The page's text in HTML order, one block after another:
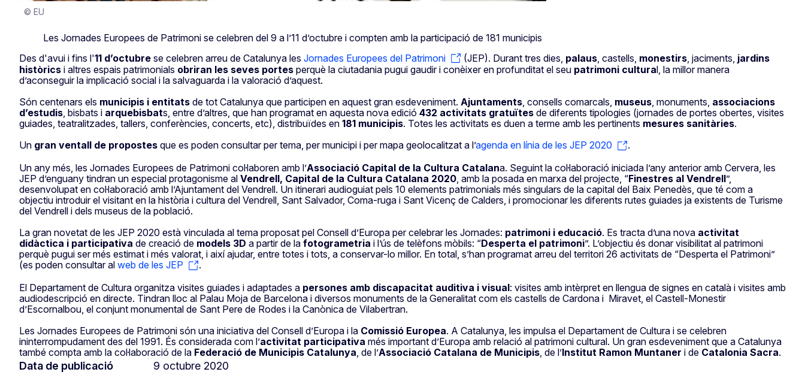
© EU
Les Jornades Europees de Patrimoni se celebren del 9 a l’11 d’octubre i compten amb la participació de 181 municipis
Des d'avui i fins l'11 d’octubre se celebren arreu de Catalunya les Jornades Europees del Patrimoni (JEP). Durant tres dies, palaus , castells, monestirs , jaciments, jardins
històrics i altres espais patrimonials obriran les seves portes perquè la ciutadania pugui gaudir i conèixer en profunditat el seu patrimoni cultural, la millor manera
d’aconseguir la implicació social i la salvaguarda i la valoració d’aquest.
Són centenars els municipis i entitats de tot Catalunya que participen en aquest gran esdeveniment. Ajuntaments, consells comarcals, museus, monuments, associacions
d’estudis, bisbats i arquebisbats, entre d’altres, que han programat en aquesta nova edició 432 activitats gratuïtes de diferents tipologies (jornades de portes obertes, visites
guiades, teatralitzades, tallers, conferències, concerts, etc), distribuïdes en 181 municipis. Totes les activitats es duen a terme amb les pertinents mesures sanitàries.
Un gran ventall de propostes que es poden consultar per tema, per municipi i per mapa geolocalitzat a l’agenda en línia de les JEP 2020
.
Un any més, les Jornades Europees de Patrimoni col·laboren amb l’Associació Capital de la Cultura Catalana. Seguint la col·laboració iniciada l’any anterior amb Cervera, les
JEP d’enguany tindran un especial protagonisme al Vendrell, Capital de la Cultura Catalana 2020, amb la posada en marxa del projecte, “Finestres al Vendrell”,
desenvolupat en col·laboració amb l’Ajuntament del Vendrell. Un itinerari audioguiat pels 10 elements patrimonials més singulars de la capital del Baix Penedès, que té com a
objectiu introduir el visitant en la història i cultura del Vendrell, Sant Salvador, Coma-ruga i Sant Vicenç de Calders, i promocionar les diferents rutes guiades ja existents de Turisme
del Vendrell i dels museus de la població.
La gran novetat de les JEP 2020 està vinculada al tema proposat pel Consell d’Europa per celebrar les Jornades: patrimoni i educació. Es tracta d’una nova activitat
didàctica i participativa de creació de models 3D a partir de la fotogrametria i l’ús de telèfons mòbils: “Desperta el patrimoni”. L’objectiu és donar visibilitat al patrimoni
perquè pugui ser més estimat i més valorat, i així ajudar, entre totes i tots, a conservar-lo millor. En total, s’han programat arreu del territori 26 activitats de “Desperta el Patrimoni”
(es poden consultar al web de les JEP
.
El Departament de Cultura organitza visites guiades i adaptades a persones amb discapacitat auditiva i visual: visites amb intèrpret en llengua de signes en català i visites amb
audiodescripció en directe. Tindran lloc al Palau Moja de Barcelona i diversos monuments de la Generalitat com els castells de Cardona i Miravet, el Castell-Monestir
d’Escornalbou, el conjunt monumental de Sant Pere de Rodes i la Canònica de Vilabertran.
Les Jornades Europees de Patrimoni són una iniciativa del Consell d’Europa i la Comissió Europea. A Catalunya, les impulsa el Departament de Cultura i se celebren
ininterrompudament des del 1991. És considerada com l’activitat participativa més important d’Europa amb relació al patrimoni cultural. Un gran esdeveniment que a Catalunya
també compta amb la col·laboració de la Federació de Municipis Catalunya , de l’Associació Catalana de Municipis , de l’Institut Ramon Muntaner i de Catalonia Sacra.
Data de publicació 9 octubre 2020